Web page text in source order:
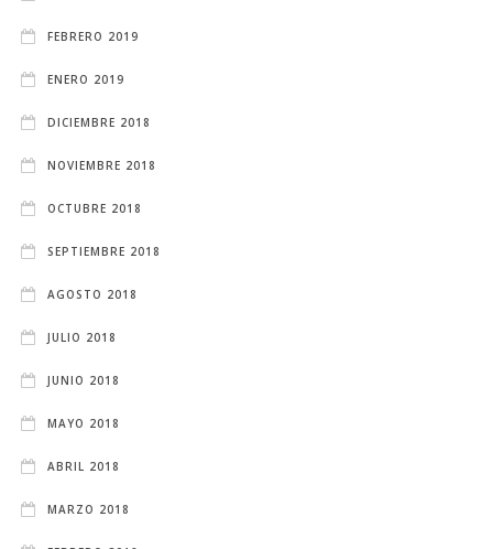
FEBRERO 2019
ENERO 2019
DICIEMBRE 2018
NOVIEMBRE 2018
OCTUBRE 2018
SEPTIEMBRE 2018
AGOSTO 2018
JULIO 2018
JUNIO 2018
MAYO 2018
ABRIL 2018
MARZO 2018